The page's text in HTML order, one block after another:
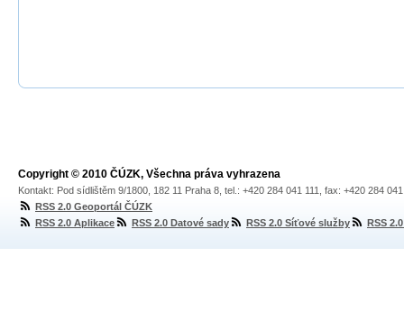
Copyright © 2010 ČÚZK, Všechna práva vyhrazena
Kontakt: Pod sídlištěm 9/1800, 182 11 Praha 8, tel.: +420 284 041 111, fax: +420 284
RSS 2.0 Geoportál ČÚZK
RSS 2.0 Aplikace
RSS 2.0 Datové sady RSS 2.0 Síťové služby RSS